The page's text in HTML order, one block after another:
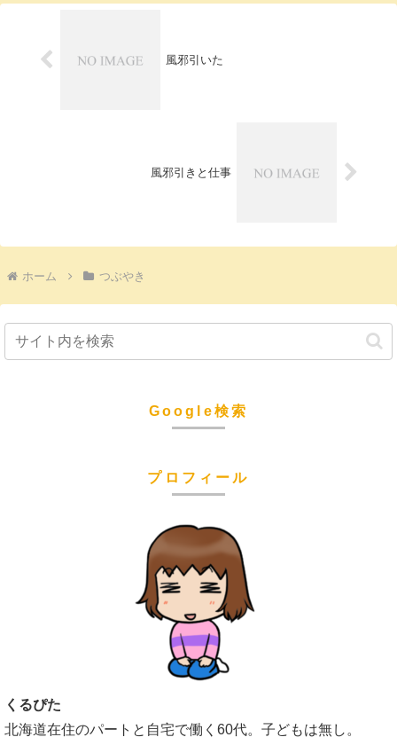
風邪引いた
風邪引きと仕事
ホーム つぶやき
Google検索
プロフィール
くるぴた
北海道在住のパートと自宅で働く60代。子どもは無し。